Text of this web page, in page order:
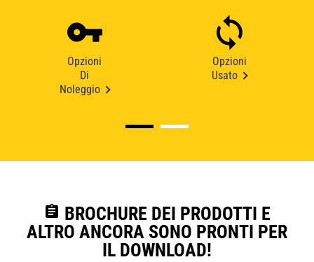
Opzioni
Di
Noleggio
Opzioni
Usato
assignment BROCHURE DEI PRODOTTI E
ALTRO ANCORA SONO PRONTI PER
IL DOWNLOAD!